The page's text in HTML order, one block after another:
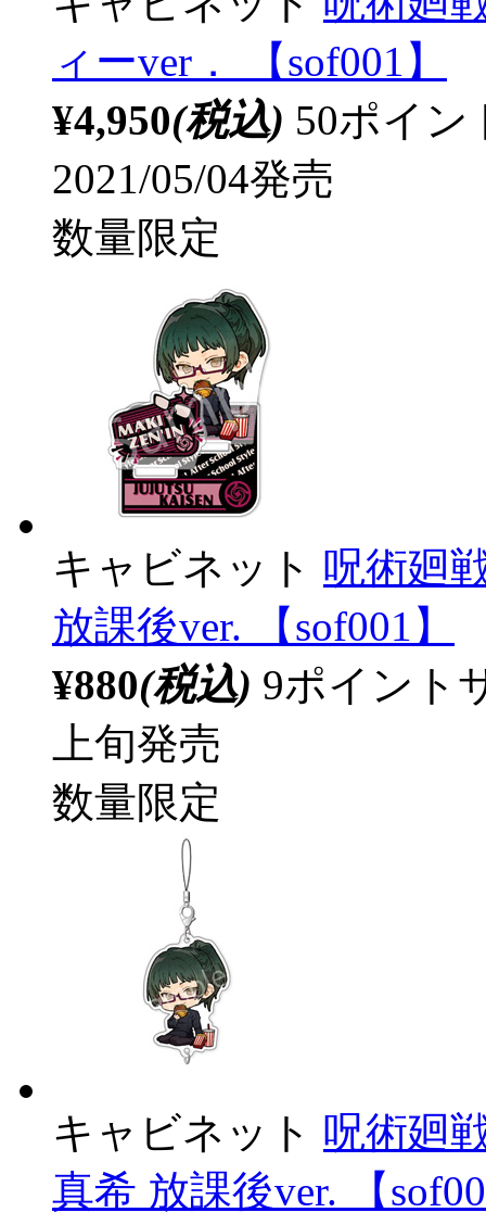
ィーver． 【sof001】
¥4,950(税込) 50ポイ
2021/05/04発売
数量限定
キャビネット 呪術廻
放課後ver. 【sof001】
¥880(税込) 9ポイント
上旬発売
数量限定
キャビネット 呪術廻
真希 放課後ver. 【